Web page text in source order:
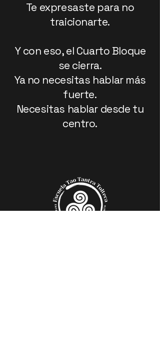
Te expresaste para no
traicionarte.
Y con eso, el Cuarto Bloque
se cierra.
Ya no necesitas hablar más
fuerte.
Necesitas hablar desde tu
centro.